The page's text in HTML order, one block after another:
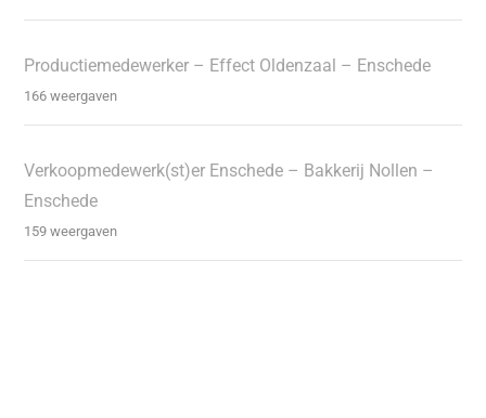
Productiemedewerker – Effect Oldenzaal – Enschede
166 weergaven
Verkoopmedewerk(st)er Enschede – Bakkerij Nollen –
Enschede
159 weergaven